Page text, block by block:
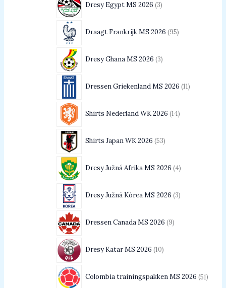
Dresy Egypt MS 2026 3
Draagt Frankrijk MS 2026 95
Dresy Ghana MS 2026 3
Dressen Griekenland MS 2026 11
Shirts Nederland WK 2026 14
Shirts Japan WK 2026 53
Dresy Južná Afrika MS 2026 4
Dresy Južná Kórea MS 2026 3
Dressen Canada MS 2026 9
Dresy Katar MS 2026 10
Colombia trainingspakken MS 2026 51